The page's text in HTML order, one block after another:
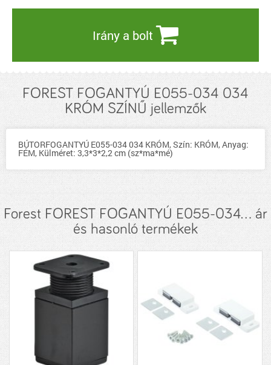
Irány a bolt
FOREST FOGANTYÚ E055-034 034
KRÓM SZÍNŰ jellemzők
BÚTORFOGANTYÚ E055-034 034 KRÓM, Szín: KRÓM, Anyag:
FÉM, Külméret: 3,3*3*2,2 cm (sz*ma*mé)
Forest FOREST FOGANTYÚ E055-034... ár
és hasonló termékek